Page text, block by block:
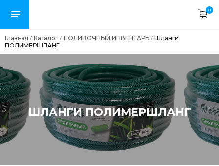
0
Главная / Каталог / ПОЛИВОЧНЫЙ ИНВЕНТАРЬ / Шланги
ПОЛИМЕРШЛАНГ
ШЛАНГИ ПОЛИМЕРШЛАНГ